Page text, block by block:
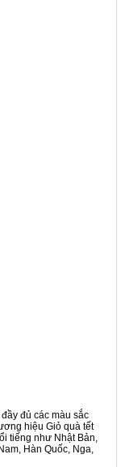
đủ các màu sắc
hiệu Giỏ quà tết
tiếng như Nhật Bản,
Hàn Quốc, Nga,